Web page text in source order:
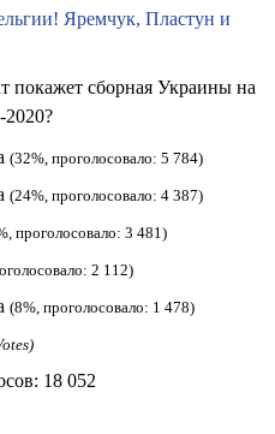
Яремчук, Пластун и
покажет сборная Украины на
2020?
(32%, проголосовало: 5 784)
(24%, проголосовало: 4 387)
проголосовало: 3 481)
2 112)
(8%, проголосовало: 1 478)
18 052